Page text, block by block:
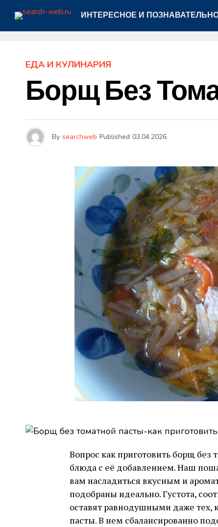
ИНТЕРЕСНОЕ И
ЕДА И КУЛИНАРИЯ
Борщ Без
By searchweb Published 03.04.2026
Вопрос как приготовить борщ без
блюда с её добавлением. Наш
вам насладиться вкусным и
подобраны идеально. Густота,
оставят равнодушными даже тех,
пасты. В нем сбалансированно